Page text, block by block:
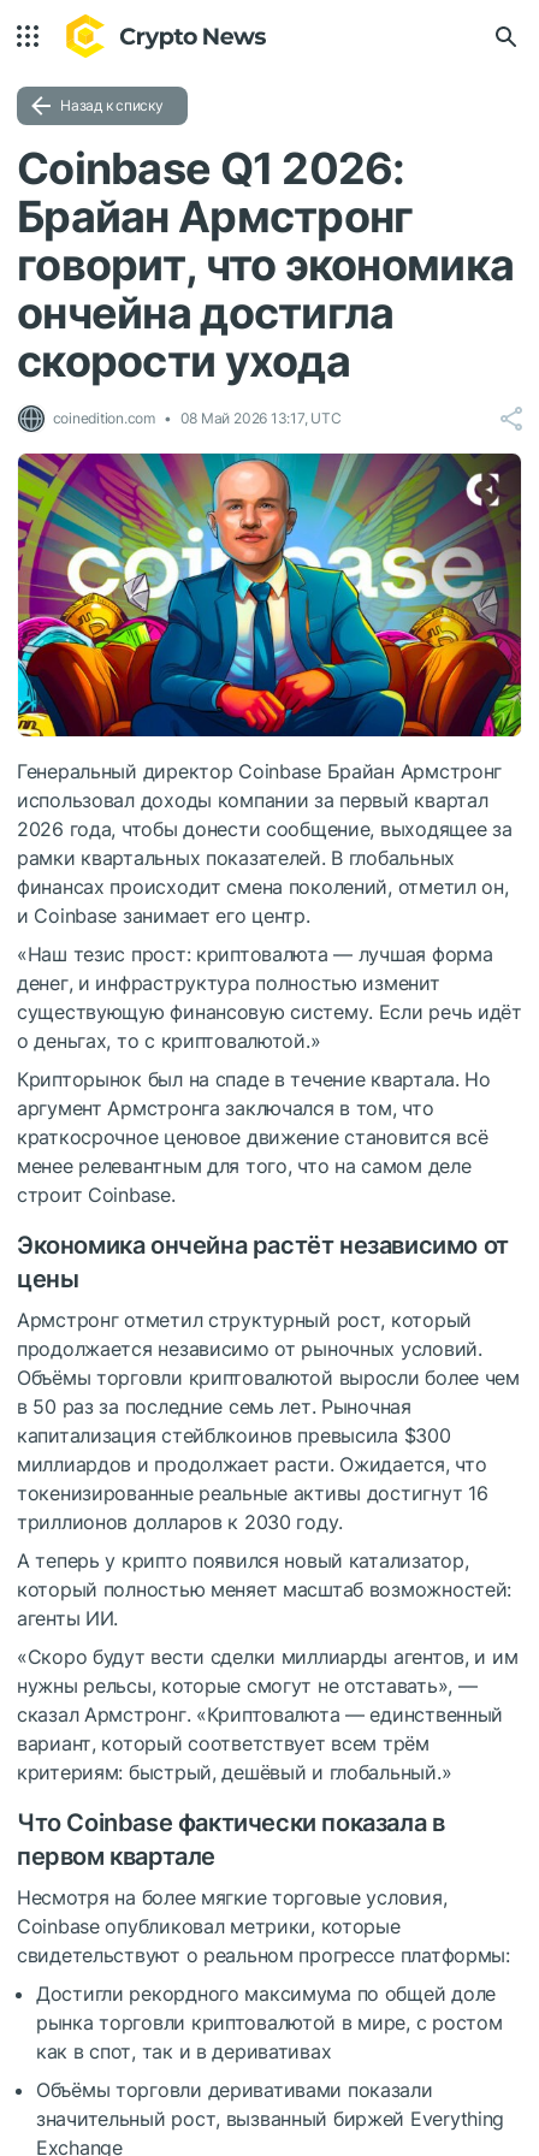
Назад к списку
Coinbase Q1 2026:
Брайан Армстронг
говорит, что экономика
ончейна достигла
скорости ухода
coinedition.com 08 Май 2026 13:17, UTC
Генеральный директор Coinbase Брайан Армстронг
использовал доходы компании за первый квартал
2026 года, чтобы донести сообщение, выходящее за
рамки квартальных показателей. В глобальных
финансах происходит смена поколений, отметил он,
и Coinbase занимает его центр.
«Наш тезис прост: криптовалюта — лучшая форма
денег, и инфраструктура полностью изменит
существующую финансовую систему. Если речь идёт
о деньгах, то с криптовалютой.»
Крипторынок был на спаде в течение квартала. Но
аргумент Армстронга заключался в том, что
краткосрочное ценовое движение становится всё
менее релевантным для того, что на самом деле
строит Coinbase.
Экономика ончейна растёт независимо от
цены
Армстронг отметил структурный рост, который
продолжается независимо от рыночных условий.
Объёмы торговли криптовалютой выросли более чем
в 50 раз за последние семь лет. Рыночная
капитализация стейблкоинов превысила $300
миллиардов и продолжает расти. Ожидается, что
токенизированные реальные активы достигнут 16
триллионов долларов к 2030 году.
А теперь у крипто появился новый катализатор,
который полностью меняет масштаб возможностей:
агенты ИИ.
«Скоро будут вести сделки миллиарды агентов, и им
нужны рельсы, которые смогут не отставать», —
сказал Армстронг. «Криптовалюта — единственный
вариант, который соответствует всем трём
критериям: быстрый, дешёвый и глобальный.»
Что Coinbase фактически показала в
первом квартале
Несмотря на более мягкие торговые условия,
Coinbase опубликовал метрики, которые
свидетельствуют о реальном прогрессе платформы:
Достигли рекордного максимума по общей доле
рынка торговли криптовалютой в мире, с ростом
как в спот, так и в деривативах
Объёмы торговли деривативами показали
значительный рост, вызванный биржей Everything
Exchange